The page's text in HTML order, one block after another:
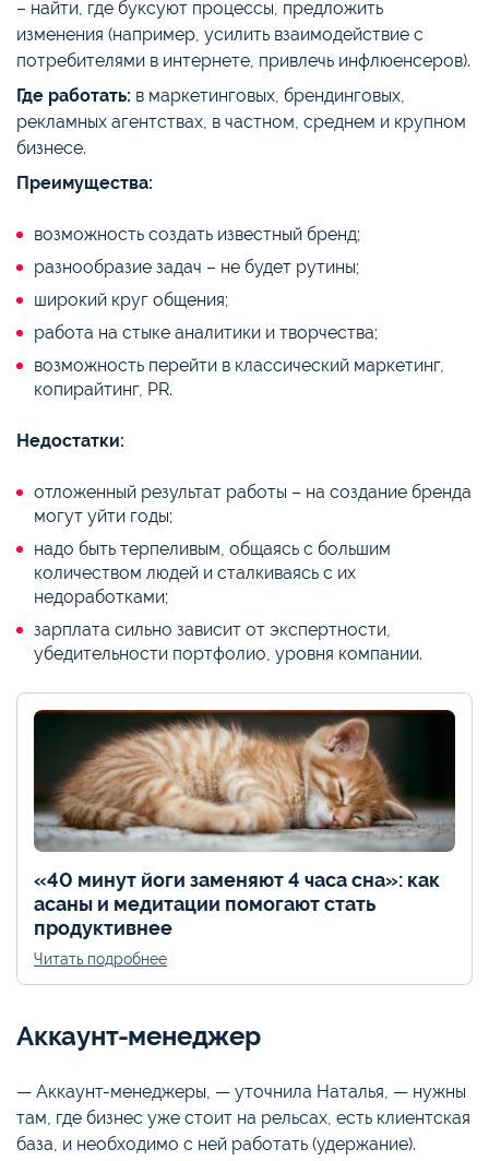
– найти, где буксуют процессы, предложить
изменения (например, усилить взаимодействие с
потребителями в интернете, привлечь инфлюенсеров).
Где работать: в маркетинговых, брендинговых,
рекламных агентствах, в частном, среднем и крупном
бизнесе.
Преимущества:
возможность создать известный бренд;
разнообразие задач – не будет рутины;
широкий круг общения;
работа на стыке аналитики и творчества;
возможность перейти в классический маркетинг,
копирайтинг, PR.
Недостатки:
отложенный результат работы – на создание бренда
могут уйти годы;
надо быть терпеливым, общаясь с большим
количеством людей и сталкиваясь с их
недоработками;
зарплата сильно зависит от экспертности,
убедительности портфолио, уровня компании.
«40 минут йоги заменяют 4 часа сна»: как
асаны и медитации помогают стать
продуктивнее
Читать подробнее
Аккаунт-менеджер
— Аккаунт-менеджеры, — уточнила Наталья, — нужны
там, где бизнес уже стоит на рельсах, есть клиентская
база, и необходимо с ней работать (удержание).